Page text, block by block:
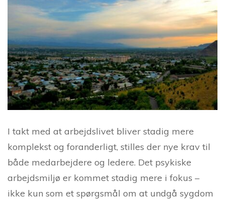
I takt med at arbejdslivet bliver stadig mere
komplekst og foranderligt, stilles der nye krav til
både medarbejdere og ledere. Det psykiske
arbejdsmiljø er kommet stadig mere i fokus –
ikke kun som et spørgsmål om at undgå sygdom